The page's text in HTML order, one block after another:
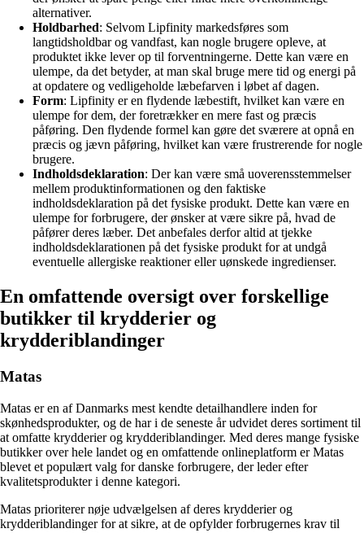
alternativer.
Holdbarhed: Selvom Lipfinity markedsføres som
langtidsholdbar og vandfast, kan nogle brugere opleve, at
produktet ikke lever op til forventningerne. Dette kan være en
ulempe, da det betyder, at man skal bruge mere tid og energi på
at opdatere og vedligeholde læbefarven i løbet af dagen.
Form: Lipfinity er en flydende læbestift, hvilket kan være en
ulempe for dem, der foretrækker en mere fast og præcis
påføring. Den flydende formel kan gøre det sværere at opnå en
præcis og jævn påføring, hvilket kan være frustrerende for nogle
brugere.
Indholdsdeklaration: Der kan være små uoverensstemmelser
mellem produktinformationen og den faktiske
indholdsdeklaration på det fysiske produkt. Dette kan være en
ulempe for forbrugere, der ønsker at være sikre på, hvad de
påfører deres læber. Det anbefales derfor altid at tjekke
indholdsdeklarationen på det fysiske produkt for at undgå
eventuelle allergiske reaktioner eller uønskede ingredienser.
En omfattende oversigt over forskellige
butikker til krydderier og
krydderiblandinger
Matas
Matas er en af Danmarks mest kendte detailhandlere inden for
skønhedsprodukter, og de har i de seneste år udvidet deres sortiment til
at omfatte krydderier og krydderiblandinger. Med deres mange fysiske
butikker over hele landet og en omfattende onlineplatform er Matas
blevet et populært valg for danske forbrugere, der leder efter
kvalitetsprodukter i denne kategori.
Matas prioriterer nøje udvælgelsen af deres krydderier og
krydderiblandinger for at sikre, at de opfylder forbrugernes krav til